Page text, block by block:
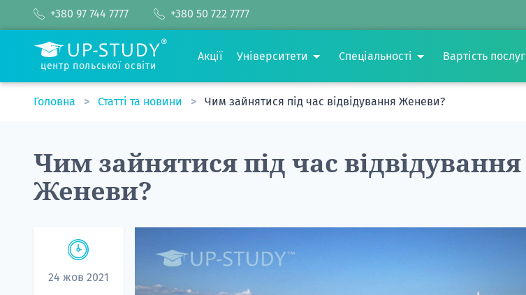
+380 97 744 7777 +380 50 722 7777
центр польської освіти
Акції Університети Спеціальності Вартість послуг
Головна Статті та новини Чим зайнятися під час відвідування Женеви?
Чим зайнятися під час відвідування
Женеви?
24 жов 2021